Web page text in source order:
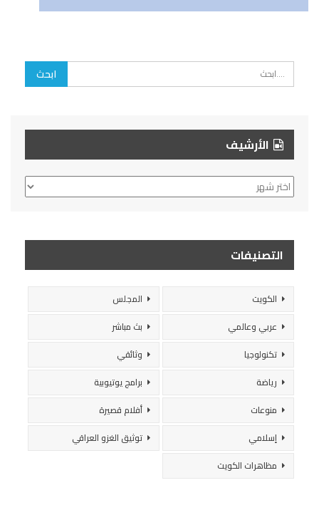
الأرشيف
الأرشيف
التصنيفات
الكويت
المجلس
عربي وعالمي
بث مباشر
تكنولوجيا
وثائقي
رياضة
برامج يوتيوبية
منوعات
أفلام قصيرة
إسلامي
توثيق الغزو العراقي
مظاهرات الكويت